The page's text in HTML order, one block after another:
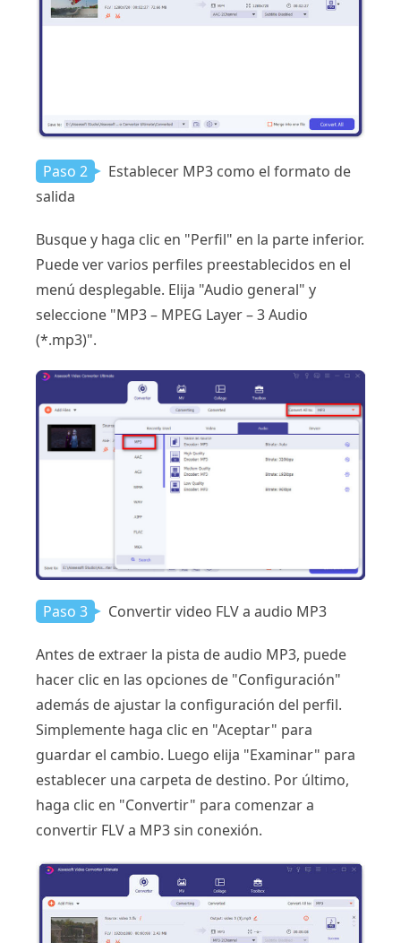
Paso 2
Establecer MP3 como el formato de
salida
Busque y haga clic en "Perfil" en la parte inferior.
Puede ver varios perfiles preestablecidos en el
menú desplegable. Elija "Audio general" y
seleccione "MP3 – MPEG Layer – 3 Audio
(*.mp3)".
Paso 3 Convertir video FLV a audio MP3
Antes de extraer la pista de audio MP3, puede
hacer clic en las opciones de "Configuración"
además de ajustar la configuración del perfil.
Simplemente haga clic en "Aceptar" para
guardar el cambio. Luego elija "Examinar" para
establecer una carpeta de destino. Por último,
haga clic en "Convertir" para comenzar a
convertir FLV a MP3 sin conexión.